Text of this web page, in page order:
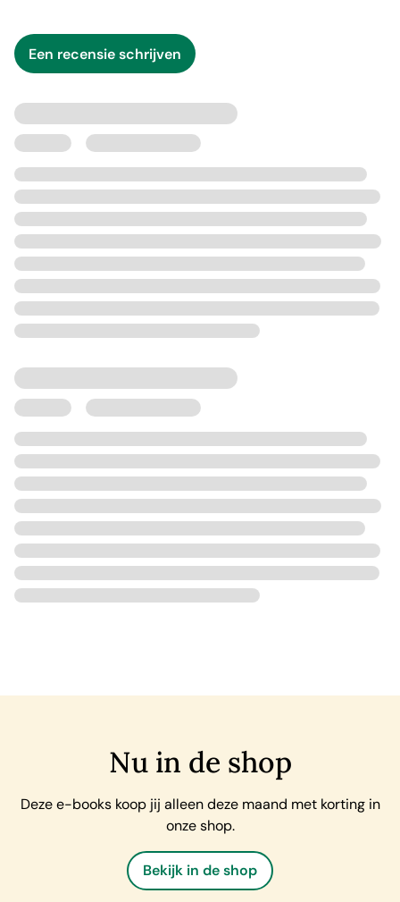
Een recensie schrijven
Nu in de shop
Deze e-books koop jij alleen deze maand met korting in
onze shop.
Bekijk in de shop